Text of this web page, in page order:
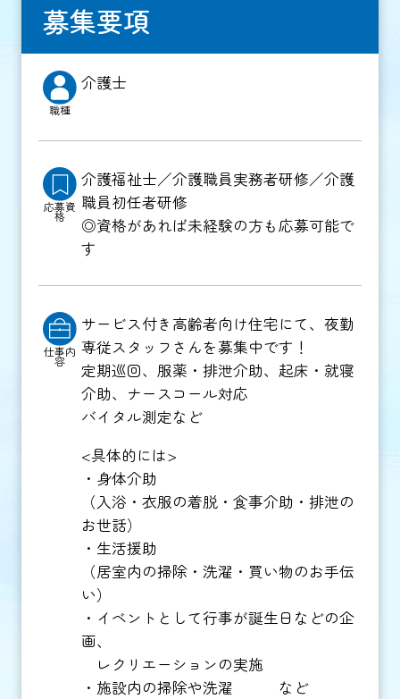
募集要項
職種
介護士
応募資
格
介護福祉士／介護職員実務者研修／介護
職員初任者研修
◎資格があれば未経験の方も応募可能で
す
仕事内
容
サービス付き高齢者向け住宅にて、夜勤
専従スタッフさんを募集中です！
定期巡回、服薬・排泄介助、起床・就寝
介助、ナースコール対応
バイタル測定など
<具体的には>
・身体介助
（入浴・衣服の着脱・食事介助・排泄の
お世話）
・生活援助
（居室内の掃除・洗濯・買い物のお手伝
い）
・イベントとして行事が誕生日などの企
画、
レクリエーションの実施
・施設内の掃除や洗濯 など